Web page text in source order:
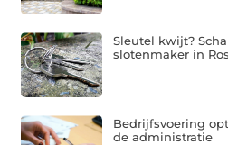
Sleutel kwijt?
slotenmaker in
Bedrijfsvoering
de administratie